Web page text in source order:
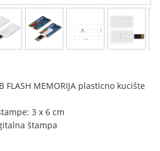
FLASH MEMORIJA plasticno kucište
3 x 6 cm
štampa